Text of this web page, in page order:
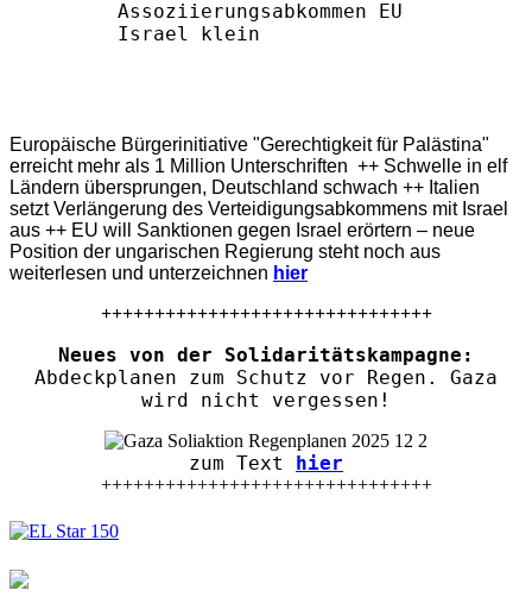
Europäische Bürgerinitiative "Gerechtigkeit für Palästina"
erreicht mehr als 1 Million Unterschriften ++ Schwelle in elf
Ländern übersprungen, Deutschland schwach ++ Italien
setzt Verlängerung des Verteidigungsabkommens mit Israel
aus ++ EU will Sanktionen gegen Israel erörtern – neue
Position der ungarischen Regierung steht noch aus
weiterlesen und unterzeichnen hier
+++++++++++++++++++++++++++++++
Neues von der Solidaritätskampagne:
Abdeckplanen zum Schutz vor Regen. Gaza
wird nicht vergessen!
zum Text hier
+++++++++++++++++++++++++++++++